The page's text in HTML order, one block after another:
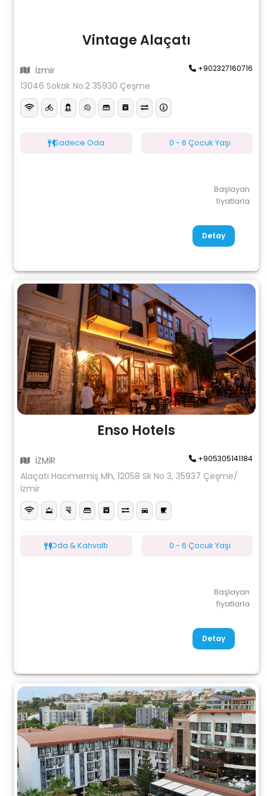
Vintage Alaçatı
İzmir +902327160716
13046 Sokak No.2 35930 Çeşme
Sadece Oda 0 - 6 Çocuk Yaşı
Başlayan
fiyatlarla
Detay
Enso Hotels
İZMİR +905305141184
Alaçatı Hacımemiş Mh, 12058 Sk No 3, 35937 Çeşme/
İzmir
Oda & Kahvaltı 0 - 6 Çocuk Yaşı
Başlayan
fiyatlarla
Detay